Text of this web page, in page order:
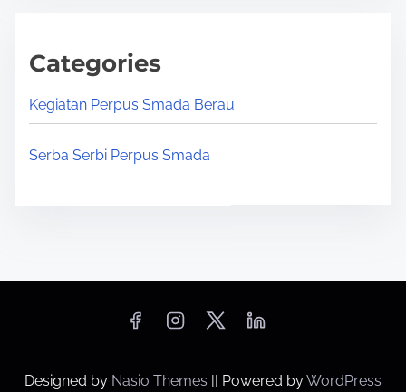
Categories
Kegiatan Perpus Smada Berau
Serba Serbi Perpus Smada
Designed by Nasio Themes Powered byWordPress